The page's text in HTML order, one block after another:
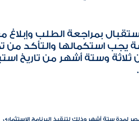
بمراجعة الطلب وإبلاغ
يجب استكمالها والتأكد
ثلاثة وستة أشهر من تاريخ
لمدة ستة أشهر وذلك لتنقيذ البرنامج الاستثمارى